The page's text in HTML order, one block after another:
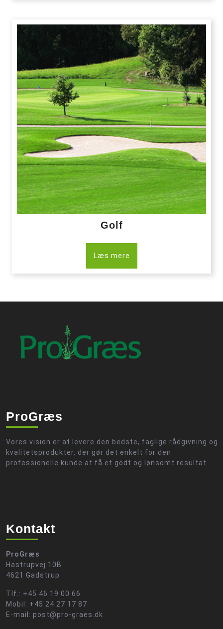
Golf
Læs mere
ProGræs
Vores vision er at levere den bedste, faglige rådgivning og
kvalitetsprodukter, der gør det enkelt for den
professionelle kunde at få et godt og lønsomt resultat.
Kontakt
ProGræs
Hastrupvej 10B
4621 Gadstrup
Tlf.: +45 46 19 00 66
Mobil: +45 24 27 17 87
E-mail: post@pro-graes.dk